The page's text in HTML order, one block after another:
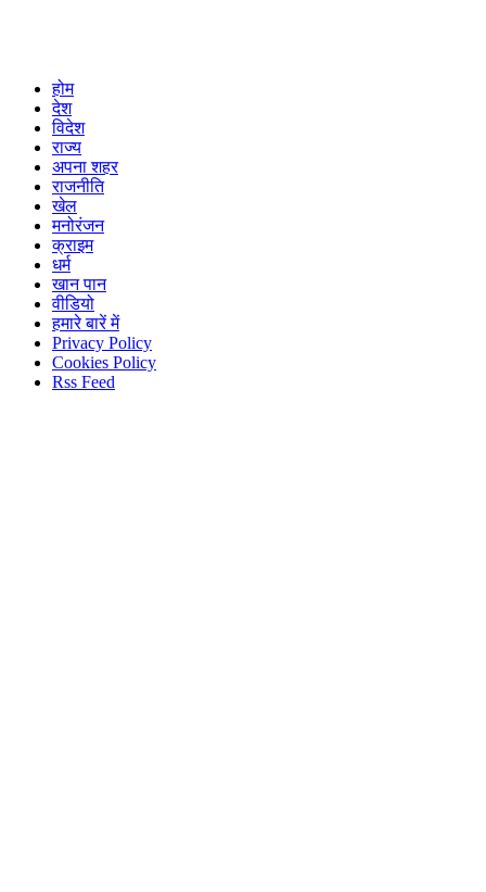
होम
देश
विदेश
राज्य
अपना शहर
राजनीति
खेल
मनोरंजन
क्राइम
धर्म
खान पान
वीडियो
हमारे बारें में
Privacy Policy
Cookies Policy
Rss Feed